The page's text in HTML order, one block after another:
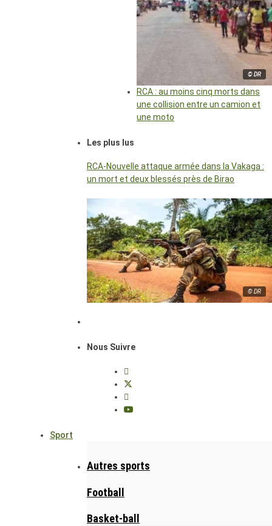
© DR
RCA : au moins cinq morts dans
une collision entre un camion et
une moto
Les plus lus
RCA-Nouvelle attaque armée dans la Vakaga :
un mort et deux blessés près de Birao
© DR
Nous Suivre
Sport
Autres sports
Football
Basket-ball